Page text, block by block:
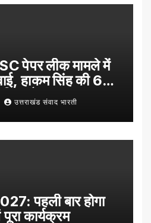
पेपर लीक मामले में
हाकम सिंह की 63
अटैच
उत्तराखंड संवाद भारती
पहली बार होगा
कार्यक्रम